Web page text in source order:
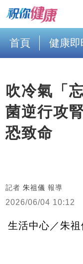
首頁 健康即
吹冷氣「
菌逆行攻
恐致命
記者 朱祖儀 報導
2026/06/04 10:12
生活中心／朱祖